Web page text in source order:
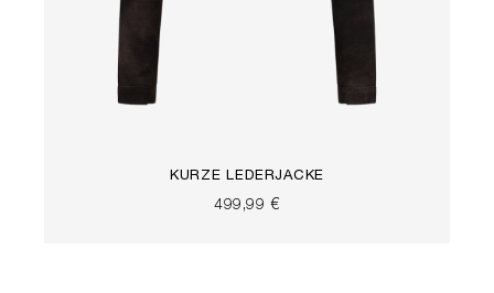
KURZE LEDERJACKE
499,99 €